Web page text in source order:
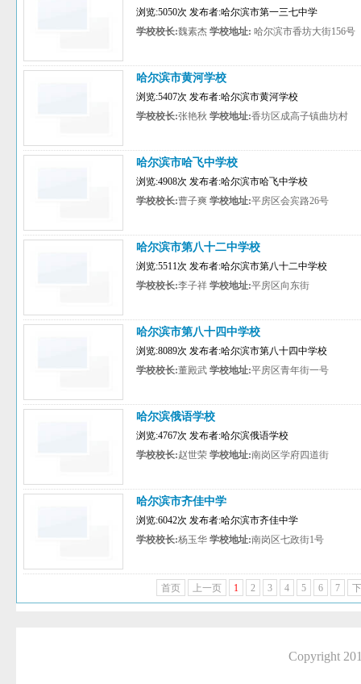
浏览:5050次 发布者:哈尔滨市第一三七中学
学校校长:魏素杰 学校地址: 哈尔滨市香坊大街156号
哈尔滨市黄河学校
浏览:5407次 发布者:哈尔滨市黄河学校
学校校长:张艳秋 学校地址:香坊区成高子镇曲坊村
哈尔滨市哈飞中学校
浏览:4908次 发布者:哈尔滨市哈飞中学校
学校校长:曹子爽 学校地址:平房区会宾路26号
哈尔滨市第八十二中学校
浏览:5511次 发布者:哈尔滨市第八十二中学校
学校校长:李子祥 学校地址:平房区向东街
哈尔滨市第八十四中学校
浏览:8089次 发布者:哈尔滨市第八十四中学校
学校校长:董殿武 学校地址:平房区青年街一号
哈尔滨俄语学校
浏览:4767次 发布者:哈尔滨俄语学校
学校校长:赵世荣 学校地址:南岗区学府四道街
哈尔滨市齐佳中学
浏览:6042次 发布者:哈尔滨市齐佳中学
学校校长:杨玉华 学校地址:南岗区七政街1号
首页 上一页 1 2 3 4 5 6 7
Copyright